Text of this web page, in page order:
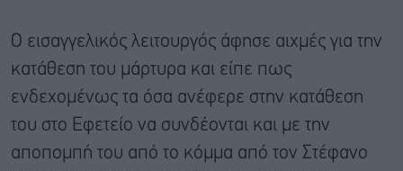
Ο εισαγγελικός λειτουργός άφησε αιχμές για την
κατάθεση του μάρτυρα και είπε πως
ενδεχομένως τα όσα ανέφερε στην κατάθεση
του στο Εφετείο να συνδέονται και με την
αποπομπή του από το κόμμα από τον Στέφανο